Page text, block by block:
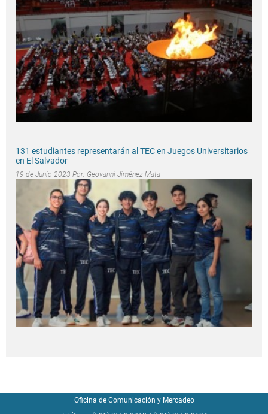
131 estudiantes representarán al TEC en Juegos Universitarios
en El Salvador
19 de Junio 2023 Por: Geovanni Jiménez Mata
Oficina de Comunicación y Mercadeo